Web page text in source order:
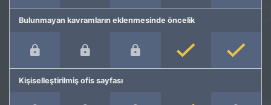
Bulunmayan kavramların eklenmesinde öncelik
Kişiselleştirilmiş ofis sayfası